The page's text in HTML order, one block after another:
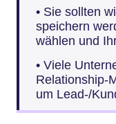
• Sie sollten
speichern
wählen und
• Viele
Relationship-
um Lead-/